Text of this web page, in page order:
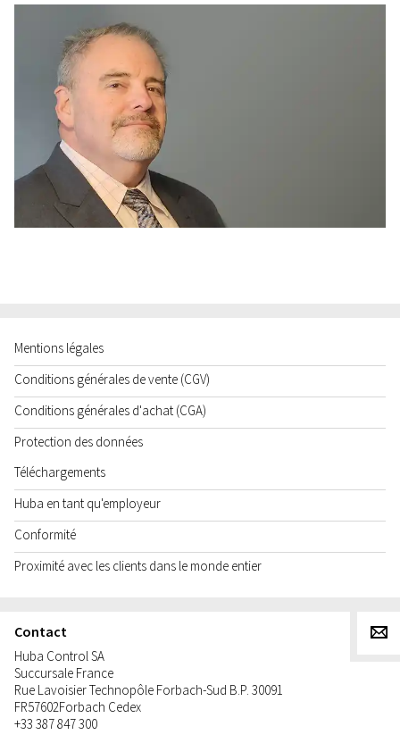
Mentions légales
Conditions générales de vente (CGV)
Conditions générales d'achat (CGA)
Protection des données
Téléchargements
Huba en tant qu'employeur
Conformité
Proximité avec les clients dans le monde entier
Contact
Huba Control SA
Succursale France
Rue Lavoisier Technopôle Forbach-Sud B.P. 30091
FR57602Forbach Cedex
+33 387 847 300
g